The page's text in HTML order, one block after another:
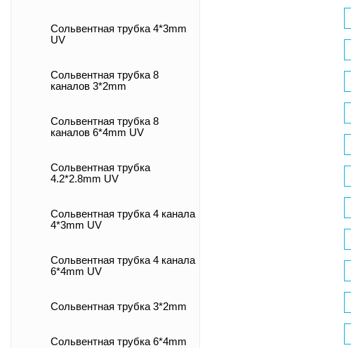
Сольвентная трубка 4*3mm
UV
Сольвентная трубка 8
каналов 3*2mm
Сольвентная трубка 8
каналов 6*4mm UV
Сольвентная трубка
4.2*2.8mm UV
Сольвентная трубка 4 канала
4*3mm UV
Сольвентная трубка 4 канала
6*4mm UV
Сольвентная трубка 3*2mm
Сольвентная трубка 6*4mm